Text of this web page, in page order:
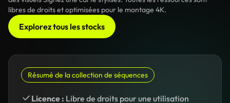
libres de droits et optimisées pour le montage 4K.
Explorez tous les stocks
Résumé de la collection de séquences
Licence : Libre de droits pour une utilisation